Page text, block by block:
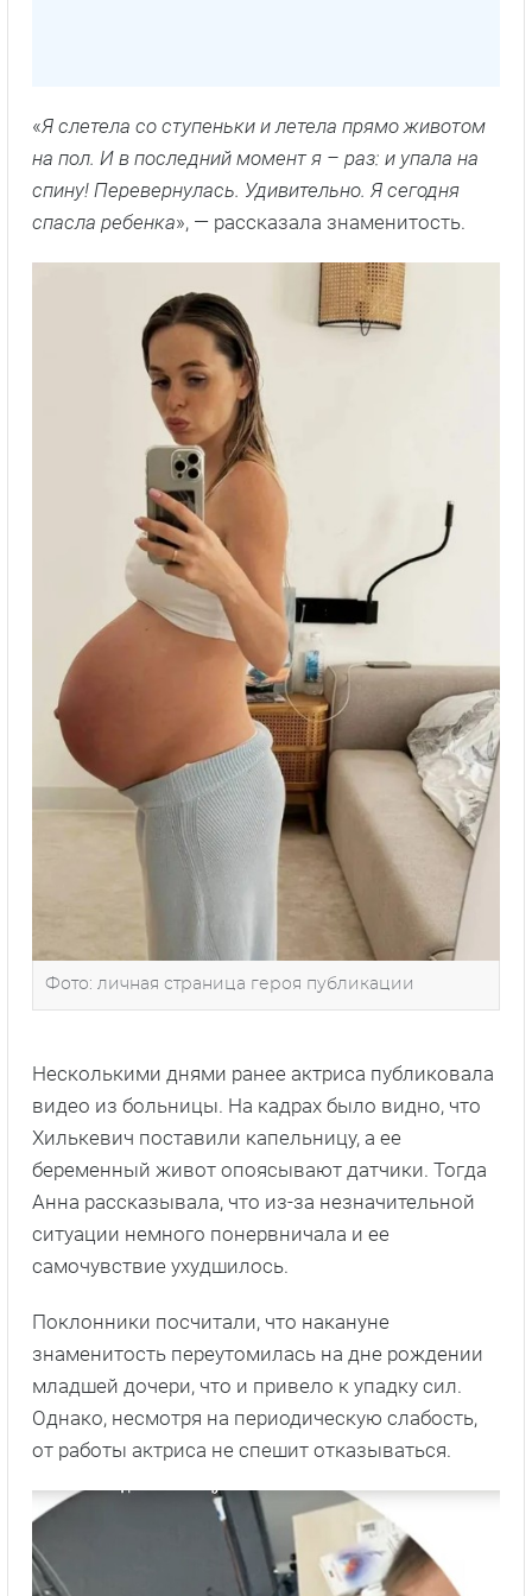
«Я слетела со ступеньки и летела прямо животом
на пол. И в последний момент я – раз: и упала на
спину! Перевернулась. Удивительно. Я сегодня
спасла ребенка», — рассказала знаменитость.
Фото: личная страница героя публикации
Несколькими днями ранее актриса публиковала
видео из больницы. На кадрах было видно, что
Хилькевич поставили капельницу, а ее
беременный живот опоясывают датчики. Тогда
Анна рассказывала, что из-за незначительной
ситуации немного понервничала и ее
самочувствие ухудшилось.
Поклонники посчитали, что накануне
знаменитость переутомилась на дне рождении
младшей дочери, что и привело к упадку сил.
Однако, несмотря на периодическую слабость,
от работы актриса не спешит отказываться.